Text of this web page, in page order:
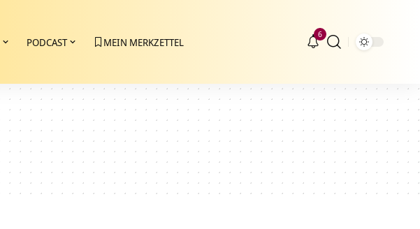
PODCAST MEIN MERKZETTEL
6